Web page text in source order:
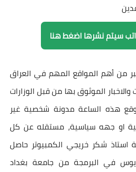
سيتم نشرها اضغط هنا
من أهم المواقع المهم في العراق
الموثوق بها من قبل الوزارات
هذه الساعة مدونة شخصية غير
او جهه سياسية، مستقله عن كل
استاذ شكر خريجي الكمبيوتر حاصل
في البرمجة من جامعة بغداد